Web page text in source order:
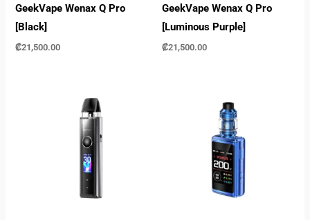
GeekVape Wenax Q Pro
[Black]
₡21,500.00
GeekVape Wenax Q Pro
[Luminous Purple]
₡21,500.00